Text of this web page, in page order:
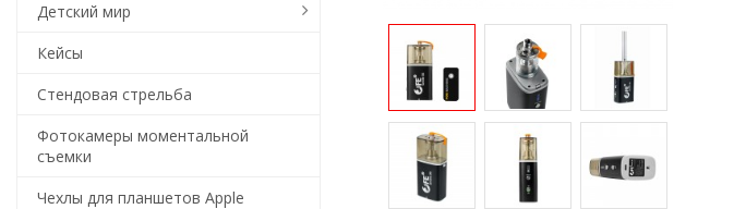
Детский мир
Кейсы
Стендовая стрельба
Фотокамеры моментальной
съемки
Чехлы для планшетов Apple